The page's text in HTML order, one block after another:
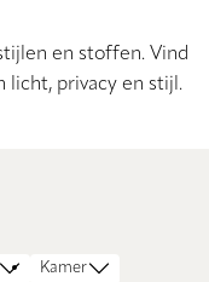
en stoffen. Vind
licht, privacy en stijl.
Kamer